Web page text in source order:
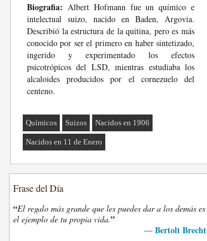
Biografia: Albert Hofmann fue un químico e
intelectual suizo, nacido en Baden, Argovia.
Describió la estructura de la quitina, pero es más
conocido por ser el primero en haber sintetizado,
ingerido y experimentado los efectos
psicotrópicos del LSD, mientras estudiaba los
alcaloides producidos por el cornezuelo del
centeno.
Químicos Suizos Nacidos en 1906
Nacidos en 11 de Enero
Frase del Día
“El regalo más grande que les puedes dar a los demás es
el ejemplo de tu propia vida.”
— Bertolt Brecht